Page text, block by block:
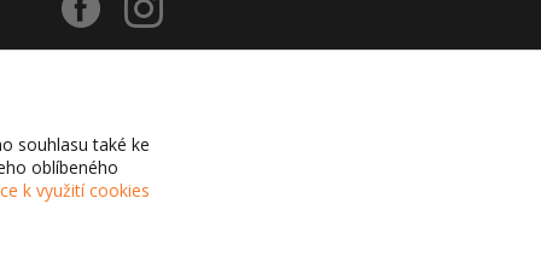
souhlasu také ke
oblíbeného
k využití cookies